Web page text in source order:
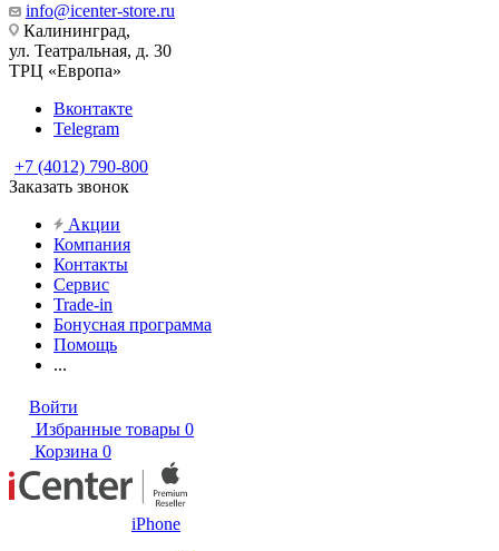
info@icenter-store.ru
Калининград,
ул. Театральная, д. 30
ТРЦ «Европа»
Вконтакте
Telegram
+7 (4012) 790-800
Заказать звонок
Акции
Компания
Контакты
Сервис
Trade-in
Бонусная программа
Помощь
...
Войти
Избранные товары 0
Корзина 0
iPhone